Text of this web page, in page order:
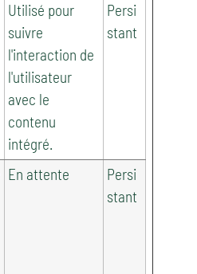
Utilisé pour
suivre
l'interaction de
l'utilisateur
avec le
contenu
intégré.
Persi
stant
En attente
Persi
stant